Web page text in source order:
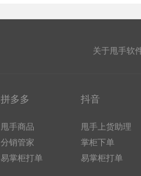
关于甩手软
拼多多
甩手商品
分销管家
易掌柜打单
抖音
甩手上货助理
掌柜下单
易掌柜打单